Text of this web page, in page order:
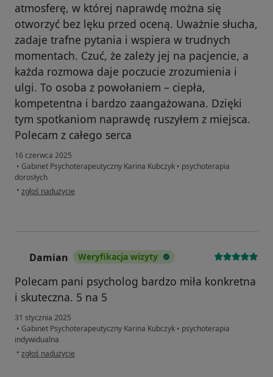
atmosferę, w której naprawdę można się
otworzyć bez lęku przed oceną. Uważnie słucha,
zadaje trafne pytania i wspiera w trudnych
momentach. Czuć, że zależy jej na pacjencie, a
każda rozmowa daje poczucie zrozumienia i
ulgi. To osoba z powołaniem – ciepła,
kompetentna i bardzo zaangażowana. Dzięki
tym spotkaniom naprawdę ruszyłem z miejsca.
Polecam z całego serca
16 czerwca 2025
• Gabinet Psychoterapeutyczny Karina Kubczyk • psychoterapia
dorosłych
• w opinii użytkownika Artur
zgłoś nadużycie
Damian Weryfikacja wizyty
Polecam pani psycholog bardzo miła konkretna
i skuteczna. 5 na 5
31 stycznia 2025
• Gabinet Psychoterapeutyczny Karina Kubczyk • psychoterapia
indywidualna
• w opinii użytkownika Damian
zgłoś nadużycie